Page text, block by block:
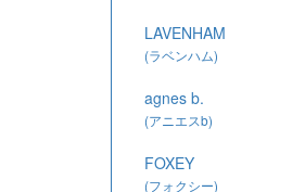
LAVENHAM
(ラベンハム)
agnes b.
(アニエスb)
FOXEY
(フォクシー)